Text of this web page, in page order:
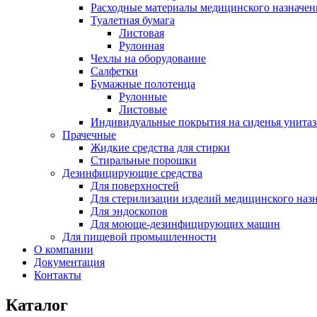
Расходные материалы медицинского
Туалетная бумага
Листовая
Рулонная
Чехлы на оборудование
Салфетки
Бумажные полотенца
Рулонные
Листовые
Индивидуальные покрытия на сиденья
Прачечные
Жидкие средства для стирки
Стиральные порошки
Дезинфицирующие средства
Для поверхностей
Для стерилизации изделий медицинского
Для эндоскопов
Для моюще-дезинфицирующих машин
Для пищевой промышленности
О компании
Документация
Контакты
Каталог